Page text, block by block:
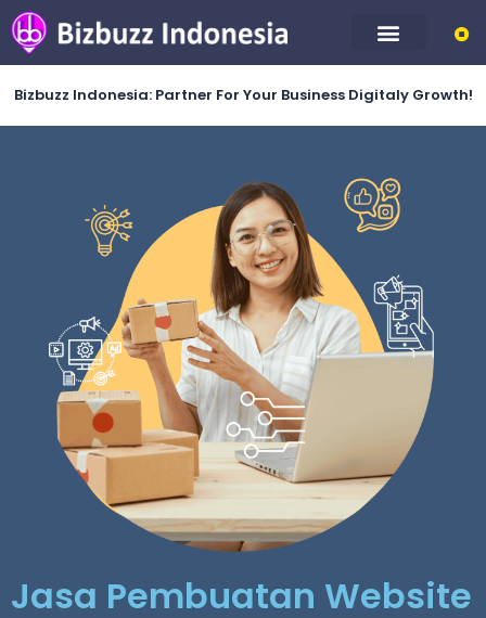
Skip
to
Bizbuzz Indonesia: Partner For Your Business Digitaly Growth!
Jasa Pembuatan Website